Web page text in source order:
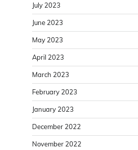
July 2023
June 2023
May 2023
April 2023
March 2023
February 2023
January 2023
December 2022
November 2022